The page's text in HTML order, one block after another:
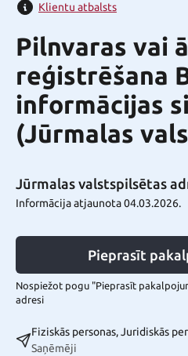
Klientu atbalsts
Pilnvaras vai
reģistrēšana
informācijas
(Jūrmalas
Jūrmalas valstspilsētas
Informācija atjaunota 04.03.2026.
Pieprasīt
Nospiežot pogu "Pieprasīt
adresi
Fiziskās personas, Juridiskās
Saņēmēji